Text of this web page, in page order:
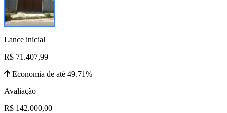
Lance inicial
R$ 71.407,99
Economia de até 49.71%
Avaliação
R$ 142.000,00